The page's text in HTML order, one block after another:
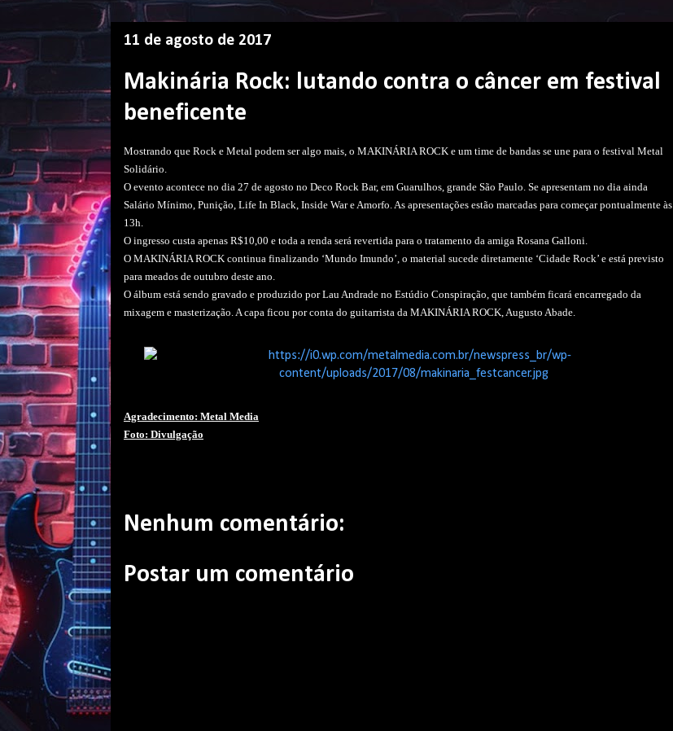
11 de agosto de 2017
Makinária Rock: lutando contra o câncer em festival
beneficente
Mostrando que Rock e Metal podem ser algo mais, o MAKINÁRIA ROCK e um time de bandas se une para o festival Metal
Solidário.
O evento acontece no dia 27 de agosto no Deco Rock Bar, em Guarulhos, grande São Paulo. Se apresentam no dia ainda
Salário Mínimo, Punição, Life In Black, Inside War e Amorfo. As apresentações estão marcadas para começar pontualmente às
13h.
O ingresso custa apenas R$10,00 e toda a renda será revertida para o tratamento da amiga Rosana Galloni.
O MAKINÁRIA ROCK continua finalizando ‘Mundo Imundo’, o material sucede diretamente ‘Cidade Rock’ e está previsto
para meados de outubro deste ano.
O álbum está sendo gravado e produzido por Lau Andrade no Estúdio Conspiração, que também ficará encarregado da
mixagem e masterização. A capa ficou por conta do guitarrista da MAKINÁRIA ROCK, Augusto Abade.
Agradecimento: Metal Media
Foto: Divulgação
Nenhum comentário:
Postar um comentário